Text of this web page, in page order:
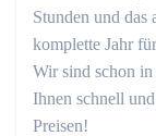
Stunden und das
komplette Jahr
Wir sind schon
Ihnen schnell
Preisen!